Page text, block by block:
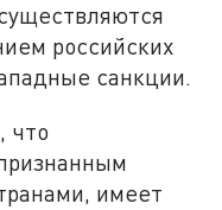
российских
санкции.
что
имеет